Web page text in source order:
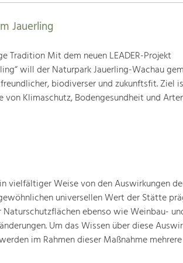
Jauerling
Tradition Mit dem neuen LEADER-Projekt
will der Naturpark Jauerling-Wachau
biodiverser und zukunftsfit. Ziel
Klimaschutz, Bodengesundheit und
vielfältiger Weise von den Auswirkungen
universellen Wert der Stätte
ebenso wie Weinbau-
Um das Wissen über diese
im Rahmen dieser Maßnahme mehrere